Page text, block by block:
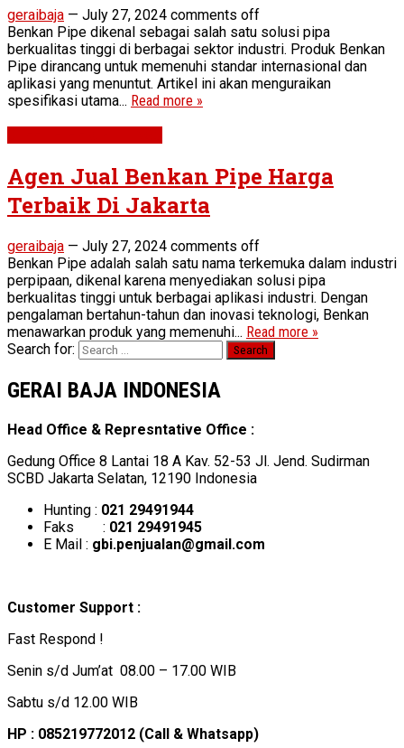
geraibaja — July 27, 2024 comments off
Benkan Pipe dikenal sebagai salah satu solusi pipa
berkualitas tinggi di berbagai sektor industri. Produk Benkan
Pipe dirancang untuk memenuhi standar internasional dan
aplikasi yang menuntut. Artikel ini akan menguraikan
spesifikasi utama... Read more »
Agen Jual Benkan Pipe Harga
Terbaik Di Jakarta
geraibaja — July 27, 2024 comments off
Benkan Pipe adalah salah satu nama terkemuka dalam industri
perpipaan, dikenal karena menyediakan solusi pipa
berkualitas tinggi untuk berbagai aplikasi industri. Dengan
pengalaman bertahun-tahun dan inovasi teknologi, Benkan
menawarkan produk yang memenuhi... Read more »
Search for:
GERAI BAJA INDONESIA
Head Office & Represntative Office :
Gedung Office 8 Lantai 18 A Kav. 52-53 Jl. Jend. Sudirman
SCBD Jakarta Selatan, 12190 Indonesia
Hunting : 021 29491944
Faks : 021 29491945
E Mail : gbi.penjualan@gmail.com
Customer Support :
Fast Respond !
Senin s/d Jum’at 08.00 – 17.00 WIB
Sabtu s/d 12.00 WIB
HP : 085219772012 (Call & Whatsapp)